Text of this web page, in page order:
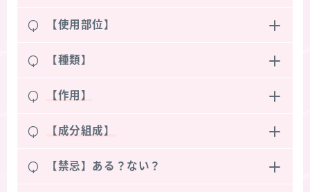
Q 【使用部位】
Q 【種類】
Q 【作用】
Q 【成分組成】
Q 【禁忌】ある？ない？